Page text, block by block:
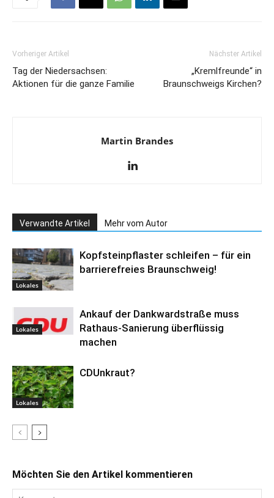
Vorheriger Artikel
Tag der Niedersachsen:
Aktionen für die ganze Familie
Nächster Artikel
„Kremlfreunde“ in
Braunschweigs Kirchen?
Martin Brandes
Verwandte Artikel Mehr vom Autor
Lokales
Kopfsteinpflaster schleifen – für ein
barrierefreies Braunschweig!
Lokales
Ankauf der Dankwardstraße muss
Rathaus-Sanierung überflüssig
machen
Lokales
CDUnkraut?
Möchten Sie den Artikel kommentieren